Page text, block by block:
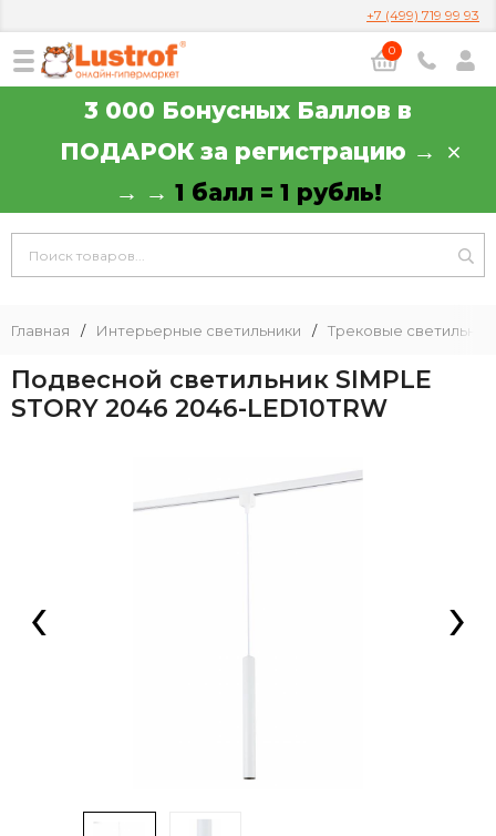
+7 (499) 719 99 93
0
3 000 Бонусных Баллов в
ПОДАРОК за регистрацию →
→ → 1 балл = 1 рубль!
Главная / Интерьерные светильники / Трековые
Подвесной светильник SIMPLE
STORY 2046 2046-LED10TRW
‹ ›